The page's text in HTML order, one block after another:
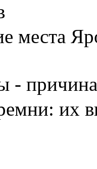
места
-
их